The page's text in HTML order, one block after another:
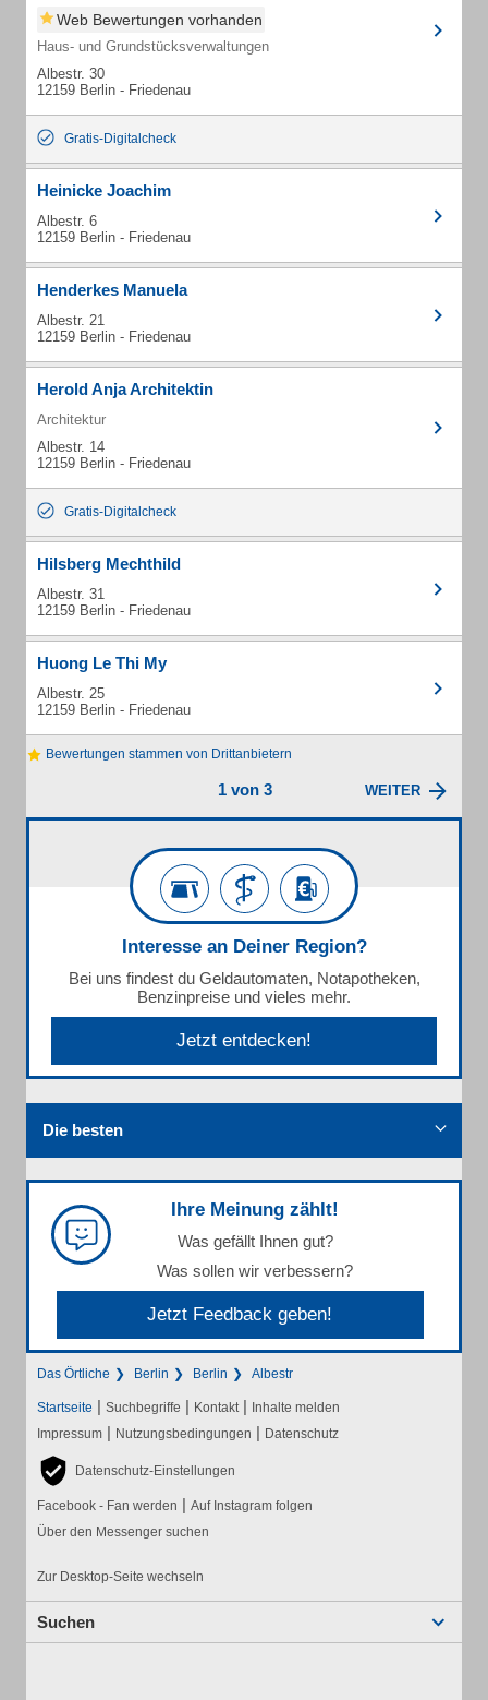
Web Bewertungen vorhanden
Haus- und Grundstücksverwaltungen
Albestr. 30
12159 Berlin - Friedenau
Gratis-Digitalcheck
Heinicke Joachim
Albestr. 6
12159 Berlin - Friedenau
Henderkes Manuela
Albestr. 21
12159 Berlin - Friedenau
Herold Anja Architektin
Architektur
Albestr. 14
12159 Berlin - Friedenau
Gratis-Digitalcheck
Hilsberg Mechthild
Albestr. 31
12159 Berlin - Friedenau
Huong Le Thi My
Albestr. 25
12159 Berlin - Friedenau
Bewertungen stammen von Drittanbietern
1 von 3 WEITER
Interesse an Deiner Region?
Bei uns findest du Geldautomaten, Notapotheken,
Benzinpreise und vieles mehr.
Jetzt entdecken!
Die besten
Ihre Meinung zählt!
Was gefällt Ihnen gut?
Was sollen wir verbessern?
Jetzt Feedback geben!
Das Örtliche Berlin Berlin Albestr
Startseite | Suchbegriffe | Kontakt | Inhalte melden
Impressum | Nutzungsbedingungen | Datenschutz
Datenschutz-Einstellungen
Facebook - Fan werden | Auf Instagram folgen
Über den Messenger suchen
Zur Desktop-Seite wechseln
Suchen